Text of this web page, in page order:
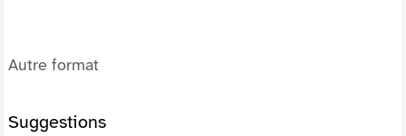
Autre format
Suggestions